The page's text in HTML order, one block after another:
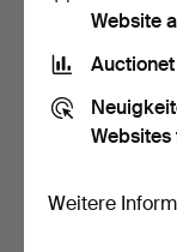
SchätzwertWebsite
Websites
Weitere